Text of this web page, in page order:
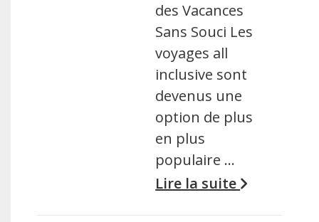
des Vacances
Sans Souci Les
voyages all
inclusive sont
devenus une
option de plus
en plus
populaire …
Lire la suite